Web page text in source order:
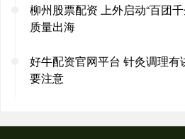
柳州股票配资 上外启动“百团
质量出海
好牛配资官网平台 针灸调理
要注意